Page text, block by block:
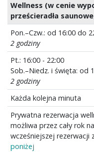
Wellness (w cenie
prześcieradła
Pon.–Czw.: od 16:00 do
2 godziny
Pt.: 16:00 - 22:00
Sob.–Niedz. i święta: od
2 godziny
Każda kolejna minuta
Prywatna rezerwacja
możliwa przez cały rok
wcześniejszej
poniżej